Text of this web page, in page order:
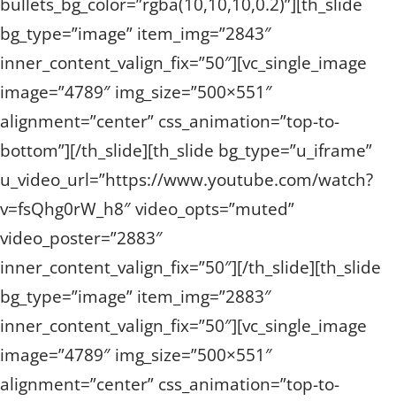
bg_type=”image” item_img=”2843″
inner_content_valign_fix=”50″][vc_single_image
image=”4789″ img_size=”500×551″
alignment=”center” css_animation=”top-to-
bottom”][/th_slide][th_slide bg_type=”u_iframe”
u_video_url=”https://www.youtube.com/watch?
v=fsQhg0rW_h8″ video_opts=”muted”
video_poster=”2883″
inner_content_valign_fix=”50″][/th_slide][th_slide
bg_type=”image” item_img=”2883″
inner_content_valign_fix=”50″][vc_single_image
image=”4789″ img_size=”500×551″
alignment=”center” css_animation=”top-to-